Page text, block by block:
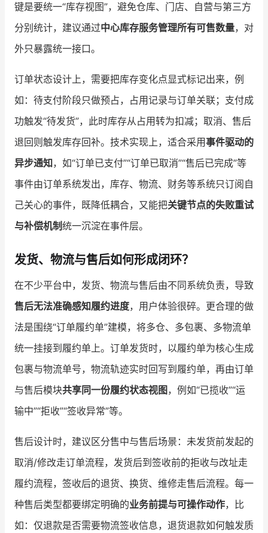
键是要统一“库存视图”，避免仓库、门店、自营与第三方
分别统计，建议通过中心库存服务管理所有可售数量，对
外只暴露统一接口。
订单状态设计上，需要把库存变化点显式标记出来，例
如：待支付阶段只做预占，占用记录与订单关联；支付成
功触发“待发货”，此时库存从占用转为扣减；取消、售后
退回则触发库存回补。技术实现上，适合采用事件驱动的
异步通知，如“订单已支付”“订单已取消”“售后已完成”等
事件由订单系统发出，库存、物流、财务等系统只订阅自
己关心的事件，既降低耦合，又能把关键节点的失败重试
与补偿机制统一沉淀在事件层。
发货、物流与售后如何形成闭环？
在不少平台中，发货、物流与售后由不同系统负责，导致
售后无法准确感知履约进度，用户体验很碎。更合理的做
法是围绕“订单履约单”建模，将多仓、多包裹、多物流单
统一挂接到履约单上。订单发货时，以履约单为核心生成
包裹与物流单号，物流轨迹实时回写到履约单，再由订单
与售后模块共享同一份履约状态视图 ，例如“已揽收”“运
输中”“拒收”“签收异常”等。
售后设计时，建议区分售中与售后场景：未发货前发起的
取消/修改走订单流程，发货后到签收前的拒收与改址走
履约流程，签收后的退货、换货、维修走售后流程。每一
种售后类型都要绑定明确的业务前提与可操作动作，比
如：仅退款是否需要物流签收信息，退货退款如何触发质